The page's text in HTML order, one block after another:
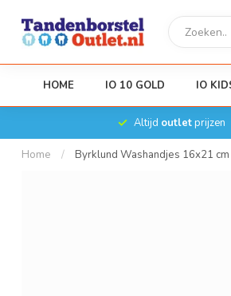
HOME IO 10 GOLD IO
Altijd outletprijzen
Home / Byrklund Washandjes 16x21